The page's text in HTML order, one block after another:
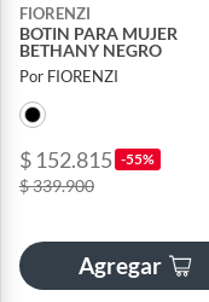
FIORENZI
BOTIN PARA MUJER
BETHANY NEGRO
Por FIORENZI
$ 152.815 -55%
$ 339.900
Agregar